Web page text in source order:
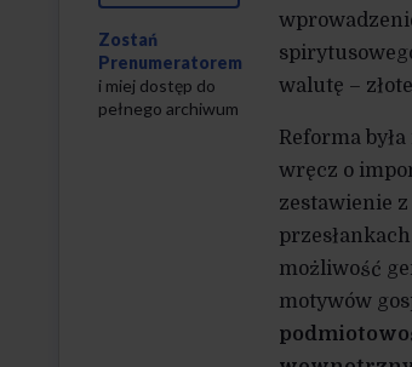
walutę –
Reforma
wręcz o
zestawienie
możliwość
motywów
Zostań
Prenumeratorem
i miej dostęp do
pełnego archiwum